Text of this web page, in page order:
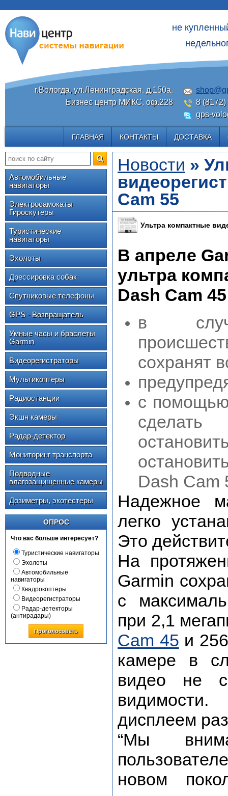
не
г.Вологда, ул.Ленинградская, д.150а,
Бизнес центр МИКС, оф.228
8 (8172)
gps-
ГЛАВНАЯ КОНТАКТЫ ДОСТАВКА
Автомобильные
навигаторы
Электросамокаты
Гироскутеры
Туристические
навигаторы
Эхолоты
Дрессировка собак
Спутниковые телефоны
GPS - Возвращатель
Умные часы и браслеты
Garmin
Видеорегистраторы
Мультикоптеры
Радиостанции
Экшн камеры
Радар-детектор
Мониторинг транспорта
Подводные
влагозащищенные камеры
Дозиметры, экотестеры
ОПРОС
Что вас больше интересует?
Туристические навигаторы
Эхолоты
Автомобильные
навигаторы
Квадрокоптеры
Видеорегистраторы
Радар-детекторы
(антирадары)
Проголосовать
Новости »
Cam 55
Ультра компактные
В апреле
ультра
Dash Cam
в
сохранят
с
Dash Cam
Надежное
легко
Это
На
Garmin
с
при 2,1
Cam 45 и
камере в
видео не
дисплеем
“Мы
новом